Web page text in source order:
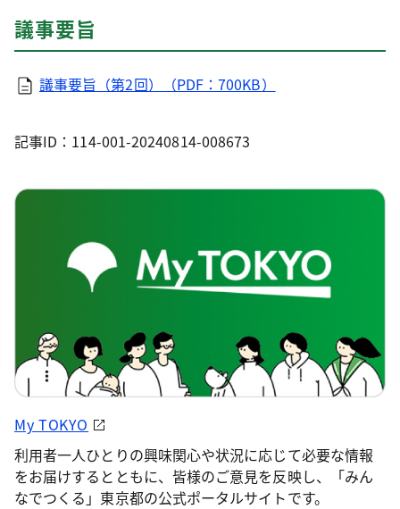
議事要旨
議事要旨（第2回）（PDF：700KB）
記事ID：114-001-20240814-008673
My TOKYO
利用者一人ひとりの興味関心や状況に応じて必要な情報
をお届けするとともに、皆様のご意見を反映し、「みん
なでつくる」東京都の公式ポータルサイトです。